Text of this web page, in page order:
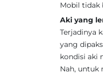
Mobil tidak
Aki yang
Terjadinya
yang
kondisi aki
Nah, untuk